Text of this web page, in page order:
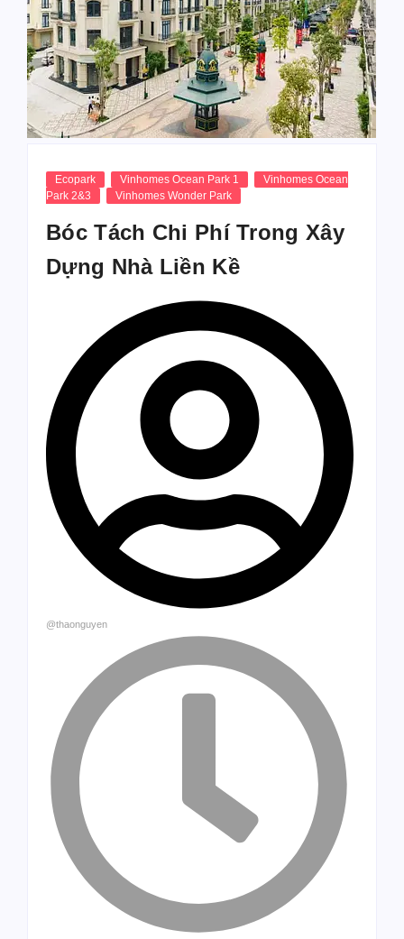
Ecopark Vinhomes Ocean Park 1
Vinhomes Ocean
Park 2&3
Vinhomes Wonder Park
Bóc Tách Chi Phí Trong Xây
Dựng Nhà Liền Kề
@thaonguyen